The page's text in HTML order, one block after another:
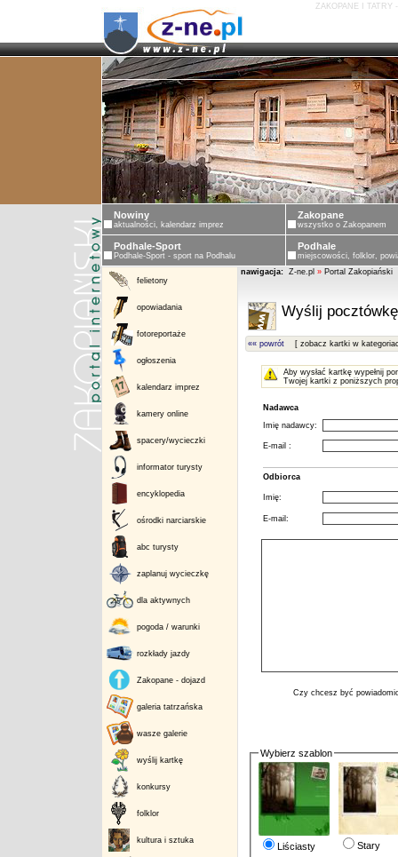
ZAKOPANE I TATRY
Nowiny
aktualności, kalendarz imprez
Zakopane
wszystko o Zakopanem
Podhale-Sport
Podhale-Sport - sport na Podhalu
Podhale
miejscowości, folklor,
felietony
opowiadania
fotoreportaże
ogłoszenia
kalendarz imprez
kamery online
spacery/wycieczki
informator turysty
encyklopedia
ośrodki narciarskie
abc turysty
zaplanuj wycieczkę
dla aktywnych
pogoda / warunki
rozkłady jazdy
Zakopane - dojazd
galeria tatrzańska
wasze galerie
wyślij kartkę
konkursy
folklor
kultura i sztuka
nawigacja: Z-ne.pl » Portal Zakopiański
Wyślij
«« powrót [ zobacz kartki w
Aby wysłać kartkę wypełnij
Twojej kartki z poniższych
Nadawca
Imię nadawcy:
E-mail :
Odbiorca
Imię:
E-mail:
Czy chcesz być
Wybierz szablon
Liściasty Stary